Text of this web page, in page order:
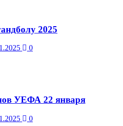
2025
0
УЕФА 22 января
0